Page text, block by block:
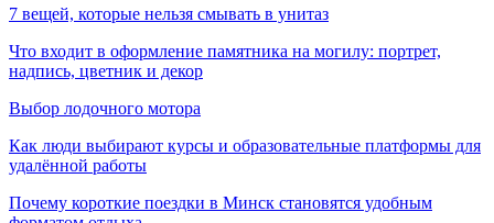
7 вещей, которые нельзя смывать в унитаз
Что входит в оформление памятника на могилу: портрет,
надпись, цветник и декор
Выбор лодочного мотора
Как люди выбирают курсы и образовательные платформы для
удалённой работы
Почему короткие поездки в Минск становятся удобным